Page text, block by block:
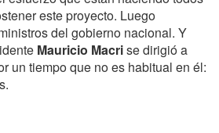
este proyecto. Luego
del gobierno nacional. Y
Mauricio Macrise dirigió a
un tiempo que no es habitual en él: